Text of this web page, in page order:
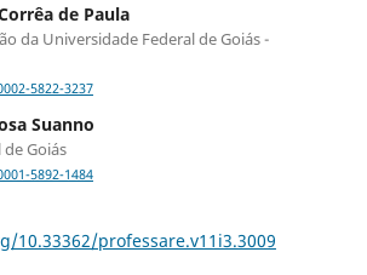
de Paula
da Universidade Federal de Goiás -
5822-3237
Suanno
Goiás
5892-1484
10.33362/professare.v11i3.3009